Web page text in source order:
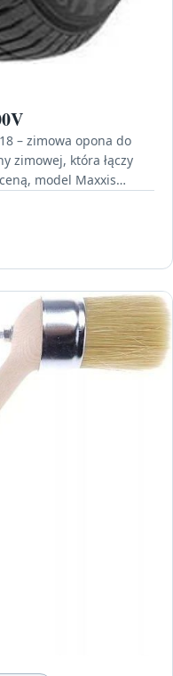
– zimowa opona do
zimowej, która łączy
model Maxxis…